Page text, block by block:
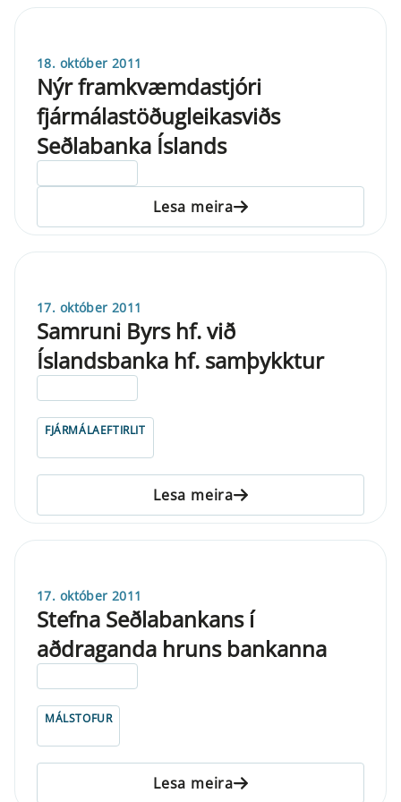
18. október 2011
Nýr framkvæmdastjóri
fjármálastöðugleikasviðs
Seðlabanka Íslands
Lesa meira
17. október 2011
Samruni Byrs hf. við
Íslandsbanka hf. samþykktur
FJÁRMÁLAEFTIRLIT
Lesa meira
17. október 2011
Stefna Seðlabankans í
aðdraganda hruns bankanna
MÁLSTOFUR
Lesa meira